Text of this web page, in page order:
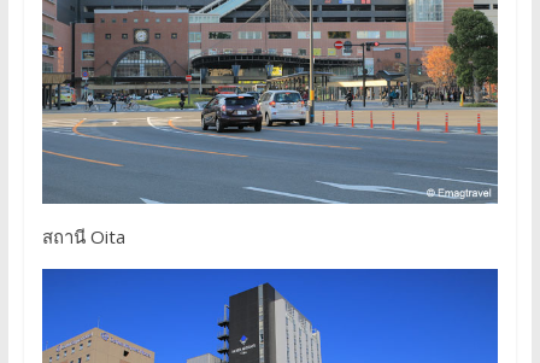
สถานี Oita